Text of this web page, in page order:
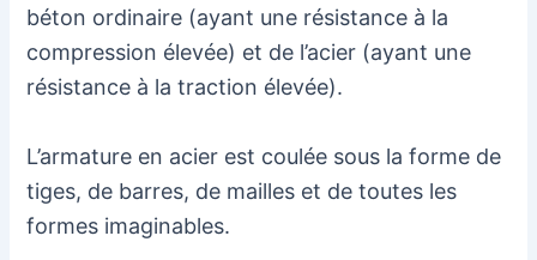
béton ordinaire (ayant une résistance à la
compression élevée) et de l’acier (ayant une
résistance à la traction élevée).
L’armature en acier est coulée sous la forme de
tiges, de barres, de mailles et de toutes les
formes imaginables.